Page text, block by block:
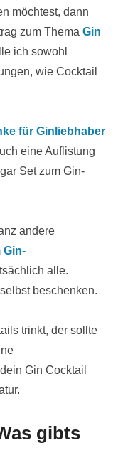
möchtest, dann
zum Thema Gin
ich sowohl
wie Cocktail
für Ginliebhaber
eine Auflistung
Set zum Gin-
andere
Gin-
alle.
beschenken.
trinkt, der sollte
Gin Cocktail
gibts